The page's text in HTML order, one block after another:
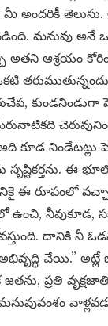
మీ అందరికీ
మనువు అనే
అతని ఆశ్రయం
కుండనిండుగా
నిండేటట్లు
ఈ
ఈ రూపంలో
నీవుకూడ,
దానికి నీ
చేయి.”
ప్రతి